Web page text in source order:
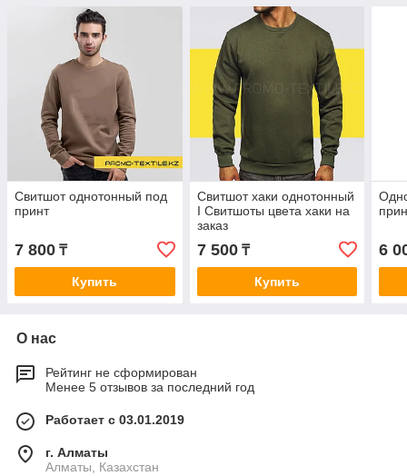
Свитшот однотонный под
принт
7 800 ₸
Купить
Свитшот хаки однотонный
I Свитшоты цвета хаки на
заказ
7 500₸
Купить
6
О нас
Рейтинг не сформирован
Менее 5 отзывов за последний год
Работает с 03.01.2019
г. Алматы
Алматы, Казахстан